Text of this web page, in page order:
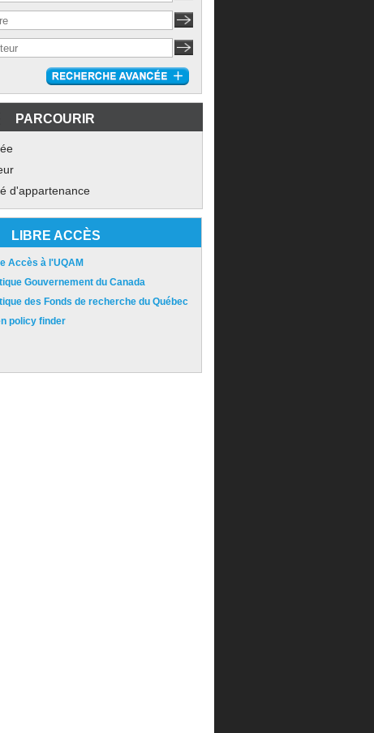
PARCOURIR
d'appartenance
LIBRE ACCÈS
Accès à l'UQAM
Gouvernement du Canada
des Fonds de recherche du Québec
policy finder